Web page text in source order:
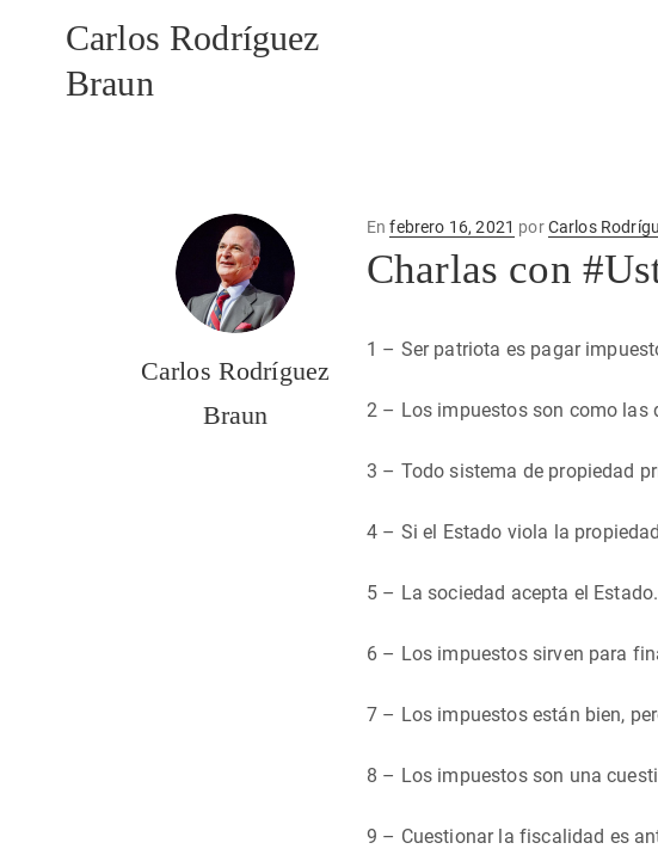
Carlos Rodríguez
Braun
Carlos Rodríguez
Braun
EnPublicado
en
febrero 16, 2021 porCarlos
Charlas con
1 – Ser patriota es pagar
2 – Los impuestos son como las
3 – Todo sistema de propiedad
4 – Si el Estado viola la
5 – La sociedad acepta el Estado.
6 – Los impuestos sirven para
7 – Los impuestos están bien,
8 – Los impuestos son una
9 – Cuestionar la fiscalidad es